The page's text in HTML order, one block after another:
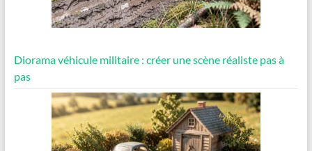
Diorama véhicule militaire : créer une scène réaliste pas à
pas